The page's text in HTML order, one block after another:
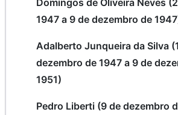
Domingos de Oliveira Neves
1947 a 9 de dezembro de
Adalberto Junqueira da Silva
dezembro de 1947 a 9 de
1951)
Pedro Liberti (9 de dezembro